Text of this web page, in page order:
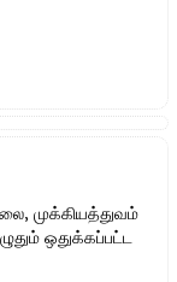
முக்கியத்துவம்
ஒதுக்கப்பட்ட